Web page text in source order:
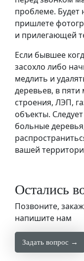
проблеме.
пришлете
и прилегающей
Если бывшее
засохло либо
медлить и
деревьев, в пяти
строения, ЛЭП,
объекты.
больные
вашей
Остались
Позвоните,
напишите нам
Задать вопрос →